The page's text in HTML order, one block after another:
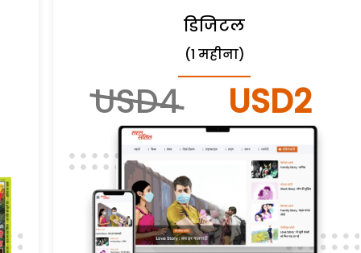
डिजिटल
(1 महीना)
USD4 USD2